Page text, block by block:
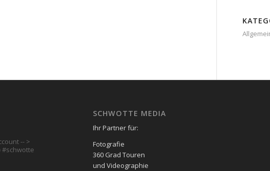
-- >
#schwotte
SCHWOTTE MEDIA
Ihr Partner für:
Fotografie
360 Grad Touren
und Videographie